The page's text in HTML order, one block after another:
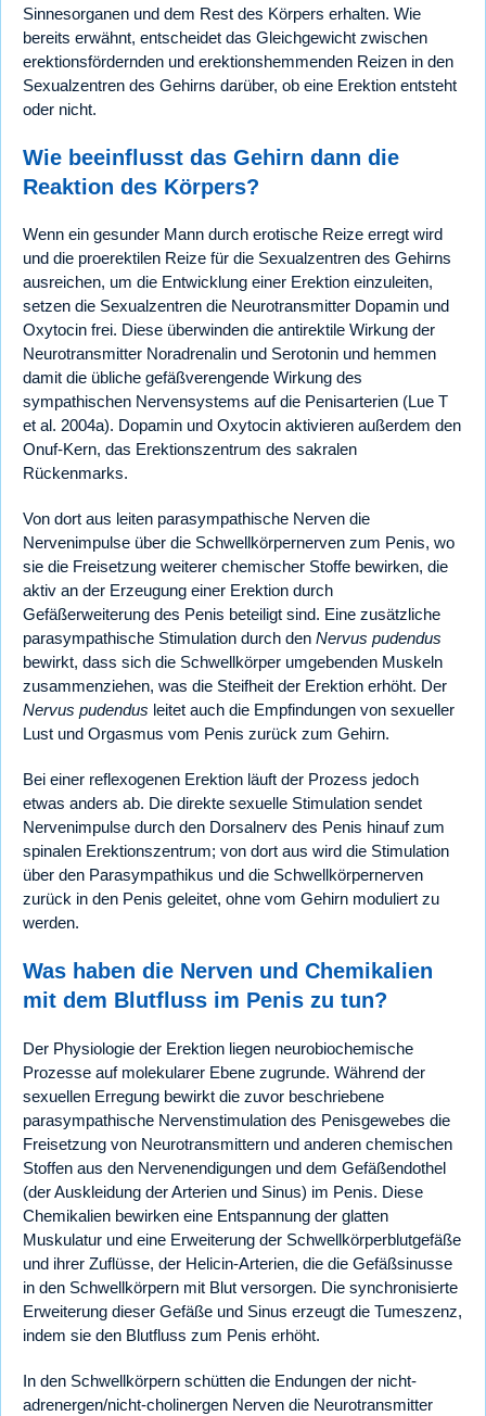
Sinnesorganen und dem Rest des Körpers erhalten. Wie
bereits erwähnt, entscheidet das Gleichgewicht zwischen
erektionsfördernden und erektionshemmenden Reizen in den
Sexualzentren des Gehirns darüber, ob eine Erektion entsteht
oder nicht.
Wie beeinflusst das Gehirn dann die
Reaktion des Körpers?
Wenn ein gesunder Mann durch erotische Reize erregt wird
und die proerektilen Reize für die Sexualzentren des Gehirns
ausreichen, um die Entwicklung einer Erektion einzuleiten,
setzen die Sexualzentren die Neurotransmitter Dopamin und
Oxytocin frei. Diese überwinden die antirektile Wirkung der
Neurotransmitter Noradrenalin und Serotonin und hemmen
damit die übliche gefäßverengende Wirkung des
sympathischen Nervensystems auf die Penisarterien (Lue T
et al. 2004a). Dopamin und Oxytocin aktivieren außerdem den
Onuf-Kern, das Erektionszentrum des sakralen
Rückenmarks.
Von dort aus leiten parasympathische Nerven die
Nervenimpulse über die Schwellkörpernerven zum Penis, wo
sie die Freisetzung weiterer chemischer Stoffe bewirken, die
aktiv an der Erzeugung einer Erektion durch
Gefäßerweiterung des Penis beteiligt sind. Eine zusätzliche
parasympathische Stimulation durch den Nervus pudendus
bewirkt, dass sich die Schwellkörper umgebenden Muskeln
zusammenziehen, was die Steifheit der Erektion erhöht. Der
Nervus pudendus leitet auch die Empfindungen von sexueller
Lust und Orgasmus vom Penis zurück zum Gehirn.
Bei einer reflexogenen Erektion läuft der Prozess jedoch
etwas anders ab. Die direkte sexuelle Stimulation sendet
Nervenimpulse durch den Dorsalnerv des Penis hinauf zum
spinalen Erektionszentrum; von dort aus wird die Stimulation
über den Parasympathikus und die Schwellkörpernerven
zurück in den Penis geleitet, ohne vom Gehirn moduliert zu
werden.
Was haben die Nerven und Chemikalien
mit dem Blutfluss im Penis zu tun?
Der Physiologie der Erektion liegen neurobiochemische
Prozesse auf molekularer Ebene zugrunde. Während der
sexuellen Erregung bewirkt die zuvor beschriebene
parasympathische Nervenstimulation des Penisgewebes die
Freisetzung von Neurotransmittern und anderen chemischen
Stoffen aus den Nervenendigungen und dem Gefäßendothel
(der Auskleidung der Arterien und Sinus) im Penis. Diese
Chemikalien bewirken eine Entspannung der glatten
Muskulatur und eine Erweiterung der Schwellkörperblutgefäße
und ihrer Zuflüsse, der Helicin-Arterien, die die Gefäßsinusse
in den Schwellkörpern mit Blut versorgen. Die synchronisierte
Erweiterung dieser Gefäße und Sinus erzeugt die Tumeszenz,
indem sie den Blutfluss zum Penis erhöht.
In den Schwellkörpern schütten die Endungen der nicht-
adrenergen/nicht-cholinergen Nerven die Neurotransmitter